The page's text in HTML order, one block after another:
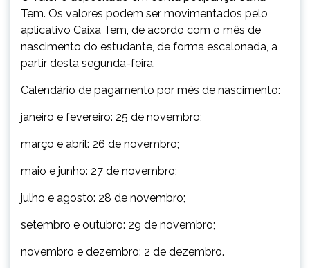
Tem. Os valores podem ser movimentados pelo
aplicativo Caixa Tem, de acordo com o mês de
nascimento do estudante, de forma escalonada, a
partir desta segunda-feira.
Calendário de pagamento por mês de nascimento:
janeiro e fevereiro: 25 de novembro;
março e abril: 26 de novembro;
maio e junho: 27 de novembro;
julho e agosto: 28 de novembro;
setembro e outubro: 29 de novembro;
novembro e dezembro: 2 de dezembro.